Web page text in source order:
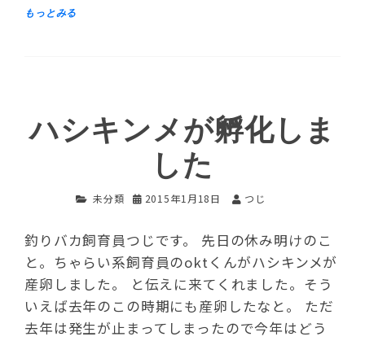
ハシキンメが孵化しま
した
未分類 2015年1月18日 つじ
釣りバカ飼育員つじです。 先日の休み明けのこ
と。ちゃらい系飼育員のoktくんがハシキンメが
産卵しました。 と伝えに来てくれました。そう
いえば去年のこの時期にも産卵したなと。 ただ
去年は発生が止まってしまったので今年はどう